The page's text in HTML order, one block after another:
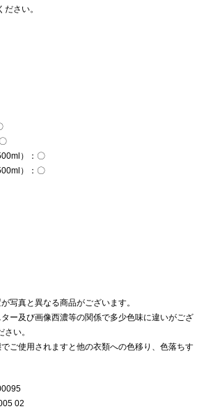
さい。
）：〇
）：〇
写真と異なる商品がございます。
ー及び画像西濃等の関係で多少色味に違いがござ
い。
ご使用されますと他の衣類への色移り、色落ちす
02